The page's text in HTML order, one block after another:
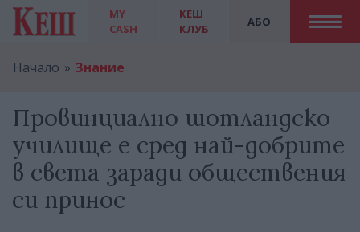
MY
CASH
АБО
КЕШ
КЛУБ
Начало Знание
Провинциално шотландско
училище е сред най-добрите
в света заради обществения
си принос